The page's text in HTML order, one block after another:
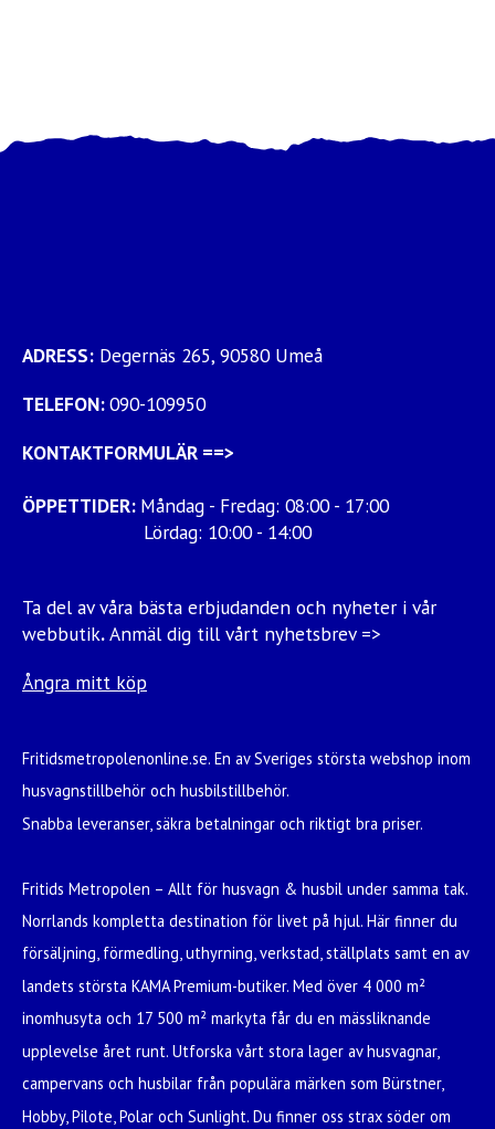
ADRESS: Degernäs 265, 90580 Umeå
TELEFON:090-109950
KONTAKTFORMULÄR ==>
ÖPPETTIDER: Måndag - Fredag: 08:00 - 17:00
Lördag: 10:00 - 14:00
Ta del av våra bästa erbjudanden och nyheter i vår
webbutik.Anmäl dig till vårt nyhetsbrev =>
Ångra mitt köp
Fritidsmetropolenonline.se. En av Sveriges största webshop inom
husvagnstillbehör och husbilstillbehör.
Snabba leveranser, säkra betalningar och riktigt bra priser.
Fritids Metropolen – Allt för husvagn & husbil under samma tak.
Norrlands kompletta destination för livet på hjul. Här finner du
försäljning, förmedling, uthyrning, verkstad, ställplats samt en av
landets största KAMA Premium-butiker. Med över 4 000 m²
inomhusyta och 17 500 m² markyta får du en mässliknande
upplevelse året runt. Utforska vårt stora lager av husvagnar,
campervans och husbilar från populära märken som Bürstner,
Hobby, Pilote, Polar och Sunlight. Du finner oss strax söder om